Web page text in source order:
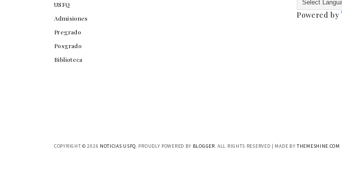
USFQ
Admisiones
Pregrado
Posgrado
Biblioteca
Powered by
COPYRIGHT ©2026 NOTICIAS USFQ. PROUDLY POWERED BY BLOGGER. ALL RIGHTS RESERVED | MADE BYTHEMESHINE.COM